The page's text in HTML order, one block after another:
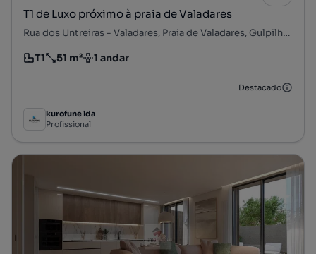
T1 de Luxo próximo à praia de Valadares
Rua dos Untreiras - Valadares, Praia de Valadares, Gulpilhares e Valadares, Vila Nova de Gaia, Porto
Tipologia
T1
Preço por metro quadrado
51 m²
Andar 1 andar
Destacado
kurofune lda
Profissional